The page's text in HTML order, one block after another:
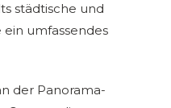
städtische und
umfassendes
der Panorama-